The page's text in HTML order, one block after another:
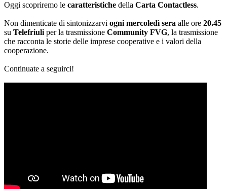
Oggi scopriremo le caratteristiche della Carta Contactless.
Non dimenticate di sintonizzarvi ogni mercoledì sera alle ore 20.45
su Telefriuli per la trasmissione Community FVG, la trasmissione
che racconta le storie delle imprese cooperative e i valori della
cooperazione.
Continuate a seguirci!